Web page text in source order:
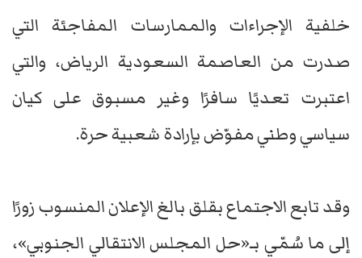
خلفية الإجراءات والممارسات المفاجئة التي
صدرت من العاصمة السعودية الرياض، والتي
اعتبرت تعديًا سافرًا وغير مسبوق على كيان
سياسي وطني مفوّض بإرادة شعبية حرة.
وقد تابع الاجتماع بقلق بالغ الإعلان المنسوب زورًا
إلى ما سُمّي بـ«حل المجلس الانتقالي الجنوبي»،